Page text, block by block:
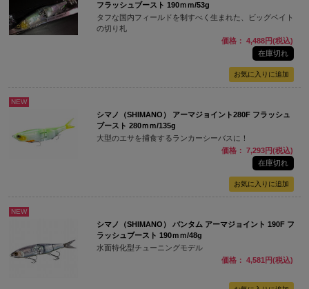
フラッシュブースト 190ｍｍ/53g
タフな国内フィールドを制すべく生まれた、ビッグベイト
の切り札
価格： 4,488円(税込)
在庫切れ
NEW
シマノ（SHIMANO） アーマジョイント280F フラッシュ
ブースト 280ｍｍ/135g
大型のエサを捕食するランカーシーバスに！
価格： 7,293円(税込)
在庫切れ
NEW
シマノ（SHIMANO） バンタム アーマジョイント 190F フ
ラッシュブースト 190ｍｍ/48g
水面特化型チューニングモデル
価格： 4,581円(税込)